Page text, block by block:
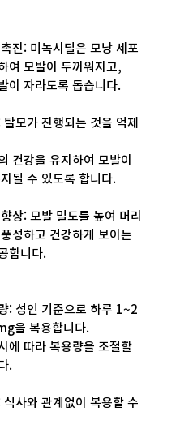
진: 미녹시딜은 모낭 세포
여 모발이 두꺼워지고,
이 자라도록 돕습니다.
탈모가 진행되는 것을 억제
건강을 유지하여 모발이
될 수 있도록 합니다.
상: 모발 밀도를 높여 머리
성하고 건강하게 보이는
합니다.
: 성인 기준으로 하루 1~2
을 복용합니다.
에 따라 복용량을 조절할
.
식사와 관계없이 복용할 수